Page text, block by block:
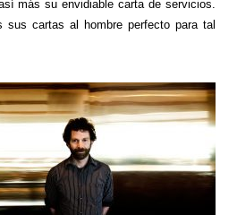
más su envidiable carta de servicios.
sus cartas al hombre perfecto para tal